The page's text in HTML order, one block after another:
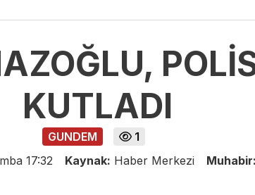
KUTLADI
GUNDEM
1
17:32 Kaynak: Haber Merkezi Muhabir: